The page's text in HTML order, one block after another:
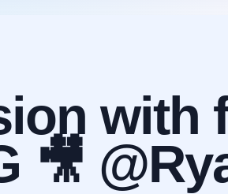
with
🎥